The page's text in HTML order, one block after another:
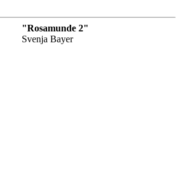
"Rosamunde 2"
Svenja Bayer